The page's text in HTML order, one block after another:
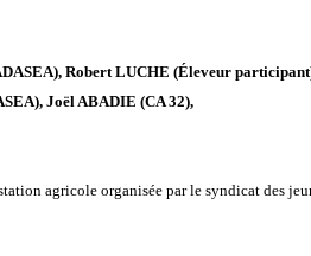
Robert LUCHE (Éleveur
Joël ABADIE (CA 32),
agricole organisée par le syndicat des